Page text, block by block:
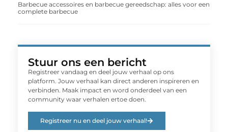
Barbecue accessoires en barbecue gereedschap: alles voor een
complete barbecue
Stuur ons een bericht
Registreer vandaag en deel jouw verhaal op ons
platform. Jouw verhaal kan direct anderen inspireren en
verbinden. Maak impact en word onderdeel van een
community waar verhalen ertoe doen.
Registreer nu en deel jouw verhaal!